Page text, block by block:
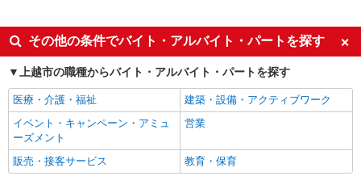
る） ◎月収例 時給1800円×1日8時間×22日（週5
日）＝31万6800円 ◆昇給あり ◆支払い方法 ※日
払い/週払い/月払い対応も可能です。詳しくは面談
時にご相談ください。 ◆交通費：別途全額支給 ※
新潟県上越市 【最寄駅】 ◆各線「直江津駅」
◆各線「犀潟駅」 ◆各線「上越妙高駅」 ★その
詳細を見る
未経験歓迎
ミドル（40代～）活躍中
週2～3日勤務OK
深夜
交通費支給
社会保険あり
その他の条件でバイト・アルバイト・パートを探す
上越市の職種からバイト・アルバイト・パートを探す
医療・介護・福祉
建築・設備・アクティブワーク
イベント・キャンペーン・アミュ
ーズメント
営業
販売・接客サービス 教育・保育